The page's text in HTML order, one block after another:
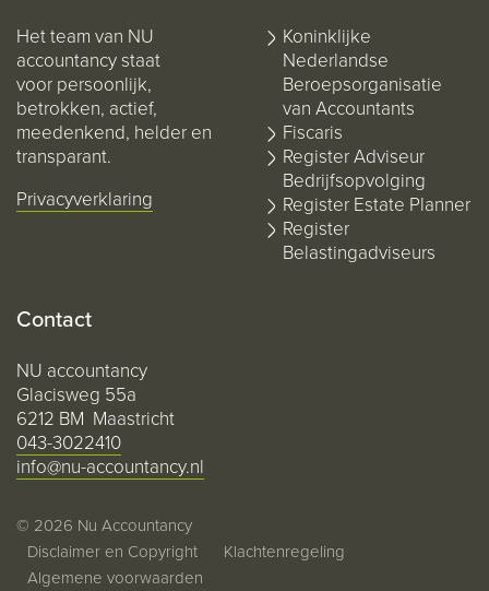
Het team van NU
accountancy staat
voor persoonlijk,
betrokken, actief,
meedenkend, helder en
transparant.
Privacyverklaring
Koninklijke
Nederlandse
Beroepsorganisatie
van Accountants
Fiscaris
Register Adviseur
Bedrijfsopvolging
Register Estate Planner
Register
Belastingadviseurs
Contact
NU accountancy
Glacisweg 55a
6212 BM Maastricht
043-3022410
info@nu-accountancy.nl
© 2026 Nu Accountancy
Disclaimer en Copyright
Klachtenregeling
Algemene voorwaarden